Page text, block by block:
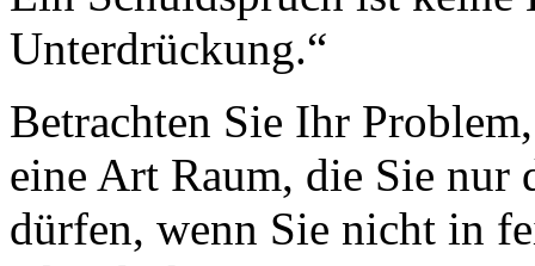
Unterdrückung.“
Betrachten Sie Ihr
eine Art Raum, die Sie nur
dürfen, wenn Sie nicht in